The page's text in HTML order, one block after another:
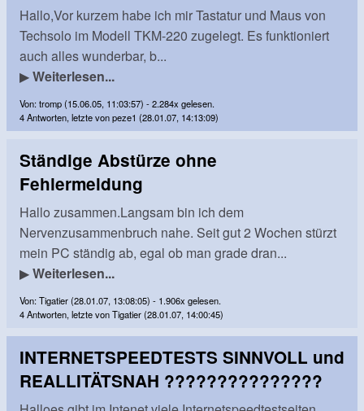
Hallo,Vor kurzem habe ich mir Tastatur und Maus von
Techsolo im Modell TKM-220 zugelegt. Es funktioniert
auch alles wunderbar, b...
▶Weiterlesen...
Von: tromp (15.06.05, 11:03:57) - 2.284x gelesen.
4 Antworten, letzte von peze1 (28.01.07, 14:13:09)
Ständige Abstürze ohne
Fehlermeldung
Hallo zusammen.Langsam bin ich dem
Nervenzusammenbruch nahe. Seit gut 2 Wochen stürzt
mein PC ständig ab, egal ob man grade dran...
▶Weiterlesen...
Von: Tigatier (28.01.07, 13:08:05) - 1.906x gelesen.
4 Antworten, letzte von Tigatier (28.01.07, 14:00:45)
INTERNETSPEEDTESTS SINNVOLL und
REALLITÄTSNAH ???????????????